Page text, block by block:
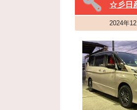
☆彡日
2024年